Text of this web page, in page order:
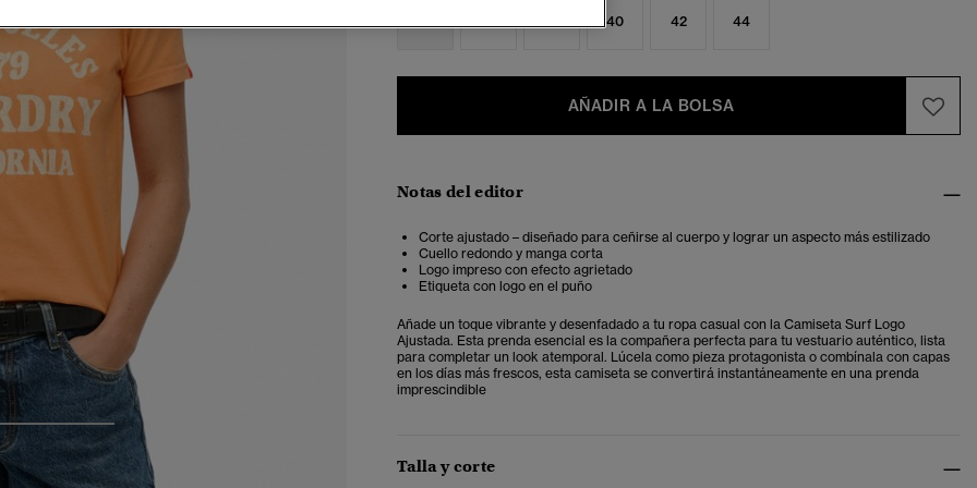
3 4
40 42 44
AÑADIR A LA BOLSA
Notas del editor
Corte ajustado – diseñado para ceñirse al cuerpo y lograr un aspecto más estilizado
Cuello redondo y manga corta
Logo impreso con efecto agrietado
Etiqueta con logo en el puño
Añade un toque vibrante y desenfadado a tu ropa casual con la Camiseta Surf Logo
Ajustada. Esta prenda esencial es la compañera perfecta para tu vestuario auténtico, lista
para completar un look atemporal. Lúcela como pieza protagonista o combínala con capas
en los días más frescos, esta camiseta se convertirá instantáneamente en una prenda
imprescindible
Talla y corte